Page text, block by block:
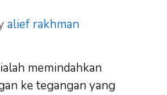
alief rakhman
memindahkan
ke tegangan yang